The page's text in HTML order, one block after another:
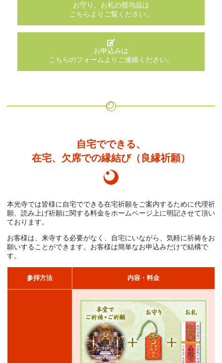
お守り、お札の授与品は
こちらよりご覧ください。
お申込みは
こちらのフォームよりご連絡ください。
自宅でできる、
在宅、欠席での縁結び（良縁祈願）
本光寺では皆様に自宅でできる在宅祈願をご案内するために代理祈
願、読み上げ祈願に関する料金をホームページ上に明記させて頂い
ております。
お客様は、来寺する必要がなく、自宅にいながら、気軽に祈祷をお
願いすることができます。お客様は簡単なお申込みだけで結構で
す。
参拝方法 内容・料金